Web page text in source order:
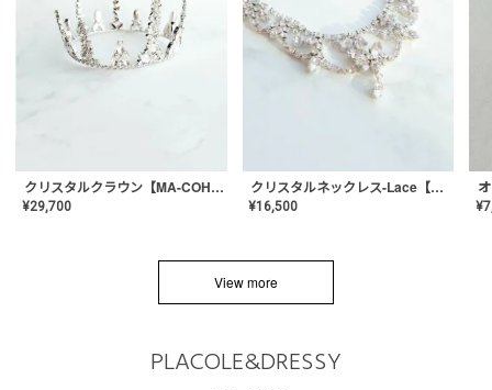
クリスタルクラウン【MA-COHD-01】韓国風クラウン/ウェディングクラウン/ティアラ
¥29,700
クリスタルネックレス-Lace【MA-CONL-02】
¥16,500 ¥
View more
PLACOLE&DRESSY